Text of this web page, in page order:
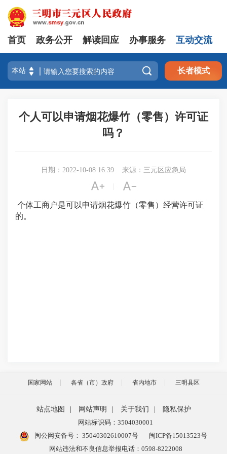
首页 政务公开 解读回应 办事服务 互动交流
 长者模式
个人可以申请烟花爆竹（零售）许可证
吗？
日期：2022-10-08 16:39 来源：三元区应急局
 
个体工商户是可以申请烟花爆竹（零售）经营许可证
的。
国家网站 各省（市）政府 省内地市 三明县区
站点地图 网站声明 关于我们
隐私保护
网站标识码：3504030001
闽公网安备号： 35040302610007号
闽ICP备15013523号
网站违法和不良信息举报电话：0598-8222008